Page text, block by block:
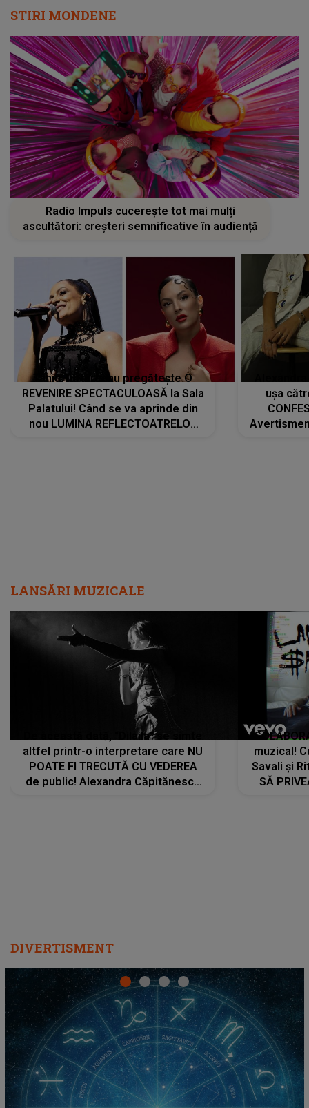
Radio Impuls cucerește tot mai mulți
ascultători: creșteri semnificative în audiență
Palatului! Când se va aprinde din
nou LUMINA REFLECTOATRELOR
pentru artistă: " Vor fi multe
cântece noi, în premieră. Cântece
care abia acum învață să respire"
ușa
rămas
au
"Am
De această dată, "Dilaila" se simte
altfel printr-o interpretare care NU
POATE FI TRECUTĂ CU VEDEREA
de public! Alexandra Căpitănescu
a lansat VERSIUNEA LIVE a piesei
muzical!
Savali și
SĂ
LINE-UP UNTOLD ONE, prima zi. Cine sunt artiștii
care deschid festivalul și de la ce ore au loc cele mai
așteptate concerte pe scena principală?